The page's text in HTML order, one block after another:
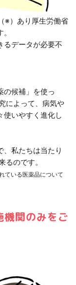
※）あり厚生労働省
るデータが必要不
の候補」を使っ
によって、病気や
使いやすく進化し
、私たちは当たり
のです。
ている医薬品について
関のみをご